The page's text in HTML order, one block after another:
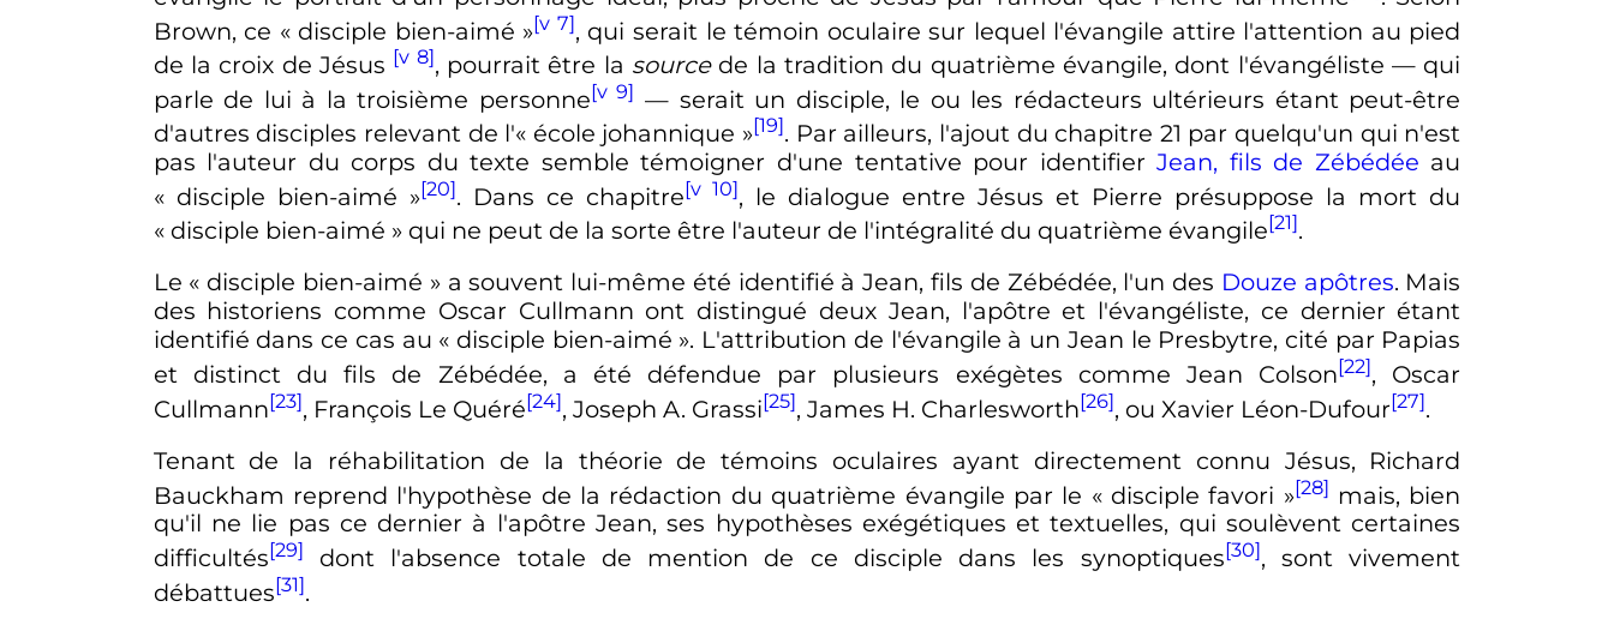
Brown, ce « disciple bien-aimé »[v 7], qui serait le témoin oculaire sur lequel l'évangile attire l'attention au pied
de la croix de Jésus [v 8], pourrait être la sourcede la tradition du quatrième évangile, dont l'évangéliste— qui
parle de lui à la troisième personne[v 9] —serait un disciple, le ou les rédacteurs ultérieurs étant peut-être
d'autres disciples relevant de l'« école johannique »[19]. Par ailleurs, l'ajout du chapitre 21 par quelqu'un qui n'est
pas l'auteur du corps du texte semble témoigner d'une tentative pour identifierJean, fils de Zébédée au
« disciple bien-aimé »[20]. Dans ce chapitre[v 10], le dialogue entre Jésus et Pierre présuppose la mort du
« disciple bien-aimé » qui ne peut de la sorte être l'auteur de l'intégralité du quatrième évangile[21].
Le « disciple bien-aimé » a souvent lui-même été identifié à Jean, fils de Zébédée, l'un des Douze apôtres. Mais
des historiens comme Oscar Cullmann ont distingué deux Jean, l'apôtre et l'évangéliste, ce dernier étant
identifié dans ce cas au « disciple bien-aimé ». L'attribution de l'évangile à un Jean le Presbytre, cité par Papias
et distinct du fils de Zébédée, a été défendue par plusieurs exégètes comme Jean Colson[22], Oscar
Cullmann[23], François Le Quéré[24], Joseph A. Grassi[25], James H. Charlesworth[26], ou Xavier Léon-Dufour[27].
Tenant de la réhabilitation de la théorie de témoins oculaires ayant directement connu Jésus, Richard
Bauckham reprend l'hypothèse de la rédaction du quatrième évangile par le « disciple favori »[28] mais, bien
qu'il ne lie pas ce dernier à l'apôtre Jean, ses hypothèses exégétiques et textuelles, qui soulèvent certaines
difficultés[29] dont l'absence totale de mention de ce disciple dans les synoptiques[30], sont vivement
débattues[31].